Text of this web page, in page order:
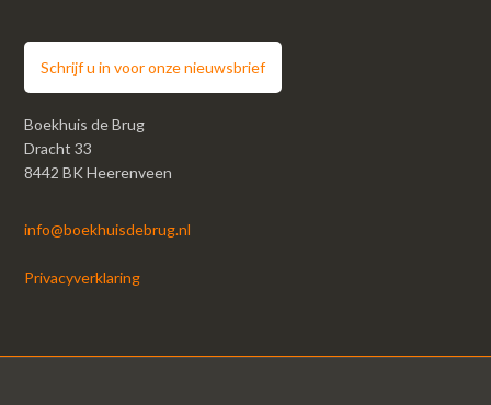
Schrijf u in voor onze nieuwsbrief
Boekhuis de Brug
Dracht 33
8442 BK Heerenveen
info@boekhuisdebrug.nl
Privacyverklaring